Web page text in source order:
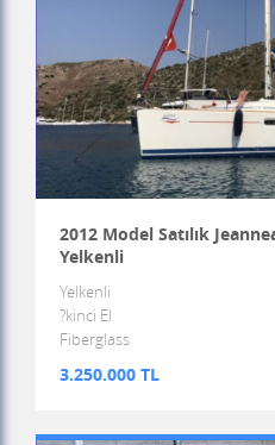
2012 Model Satılık
Yelkenli
Yelkenli
?kinci El
Fiberglass
3.250.000 TL